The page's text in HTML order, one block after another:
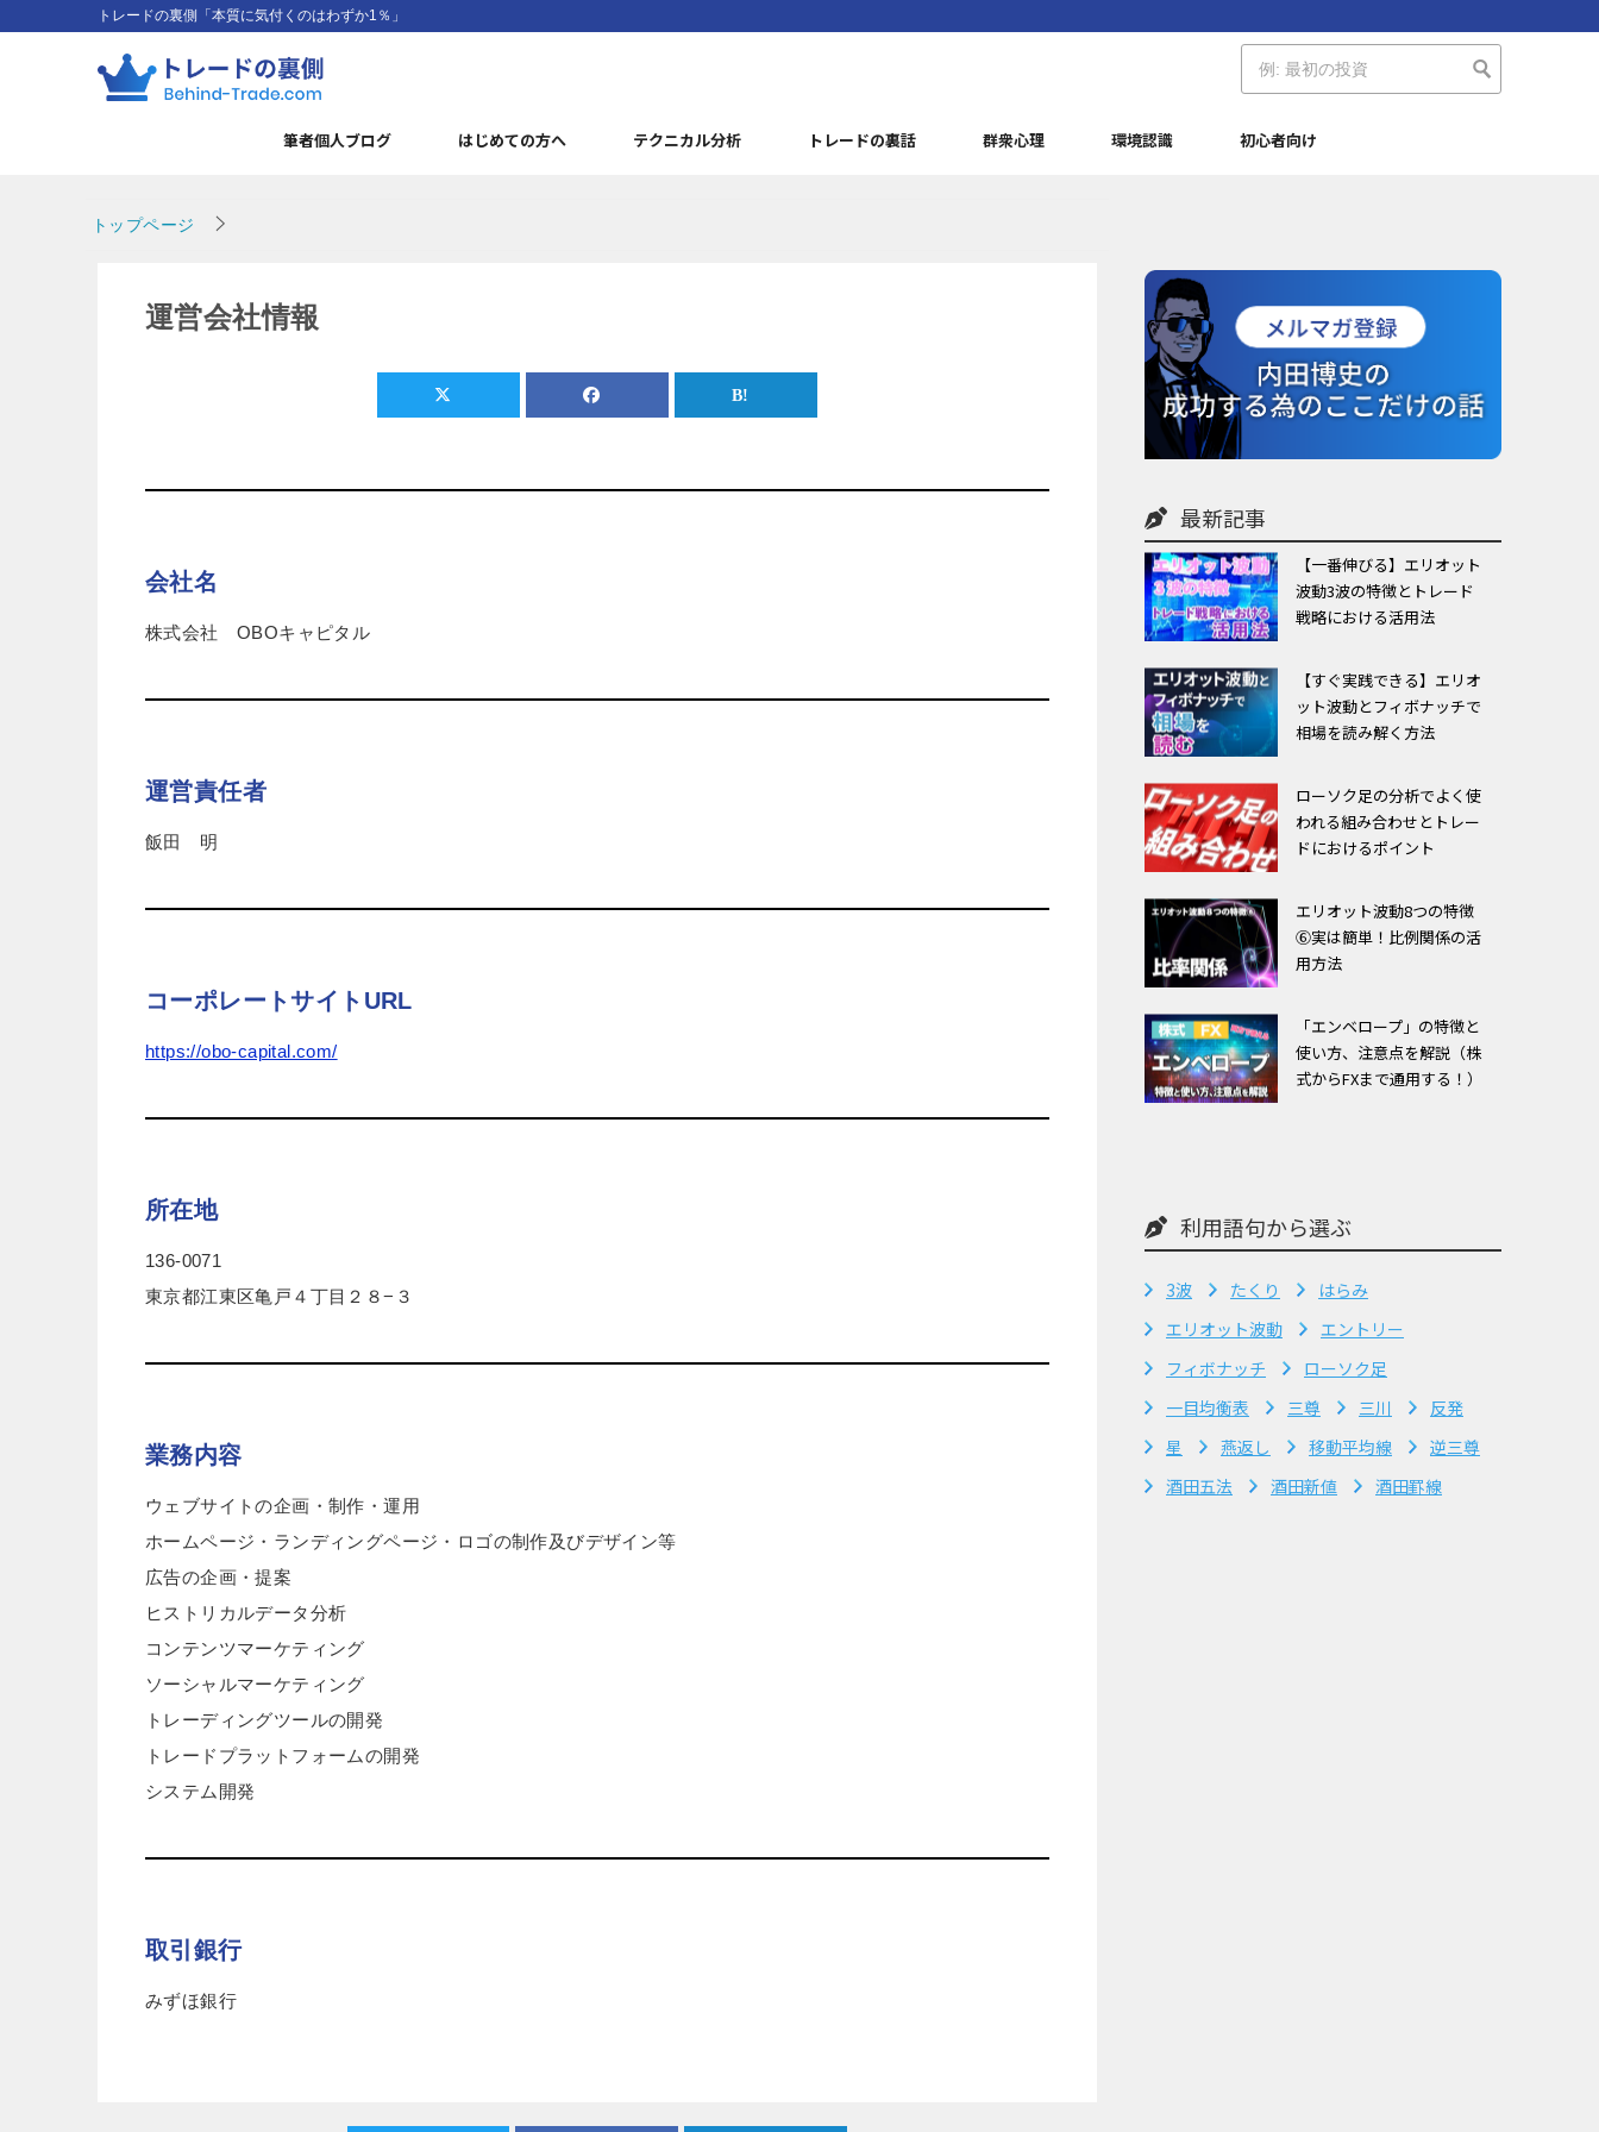
トレードの裏側「本質に気付くのはわずか1％」
筆者個人ブログ はじめての方へ テクニカル分析 トレードの裏話 群衆心理 環境認識 初心者向け
トップページ
運営会社情報
会社名
株式会社 OBOキャピタル
運営責任者
飯田 明
コーポレートサイトURL
https://obo-capital.com/
所在地
136-0071
東京都江東区亀戸４丁目２８−３
業務内容
ウェブサイトの企画・制作・運用
ホームページ・ランディングページ・ロゴの制作及びデザイン等
広告の企画・提案
ヒストリカルデータ分析
コンテンツマーケティング
ソーシャルマーケティング
トレーディングツールの開発
トレードプラットフォームの開発
システム開発
取引銀行
みずほ銀行
最新記事
【一番伸びる】エリオット
波動3波の特徴とトレード
戦略における活用法
【すぐ実践できる】エリオ
ット波動とフィボナッチで
相場を読み解く方法
ローソク足の分析でよく使
われる組み合わせとトレー
ドにおけるポイント
エリオット波動8つの特徴
⑥実は簡単！比例関係の活
用方法
「エンベロープ」の特徴と
使い方、注意点を解説（株
式からFXまで通用する！）
利用語句から選ぶ
3波 たくり
はらみ
エリオット波動
エントリー
フィボナッチ
ローソク足
一目均衡表
三尊 三川
反発
星
燕返し 移動平均線
逆三尊
酒田五法
酒田新値 酒田罫線